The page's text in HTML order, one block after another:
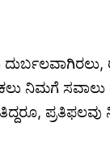
ನಿಮಗೆ ಸವಾಲು
ಪ್ರತಿಫಲವು